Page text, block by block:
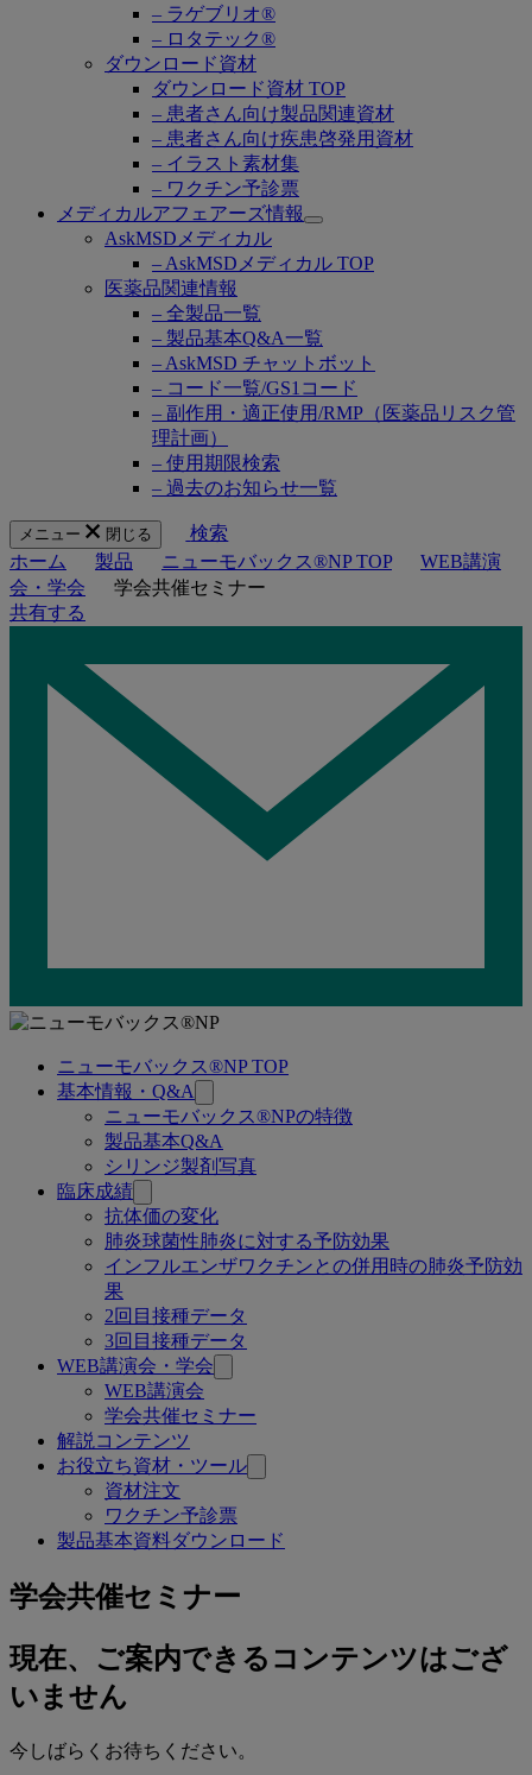
– ラゲブリオ®
– ロタテック®
ダウンロード資材
ダウンロード資材 TOP
– 患者さん向け製品関連資材
– 患者さん向け疾患啓発用資材
– イラスト素材集
– ワクチン予診票
メディカルアフェアーズ情報
Open
AskMSDメディカル
– AskMSDメディカル TOP
医薬品関連情報
– 全製品一覧
– 製品基本Q&A一覧
– AskMSD チャットボット
– コード一覧/GS1コード
– 副作用・適正使用/RMP（医薬品リスク管
理計画）
– 使用期限検索
– 過去のお知らせ一覧
メニュー 閉じる
検索
ホーム
製品 ニューモバックス®NP TOP
WEB講演
会・学会
学会共催セミナー
共有する
ニューモバックス®NP TOP
基本情報・Q&A
ニューモバックス®NPの特徴
製品基本Q&A
シリンジ製剤写真
臨床成績
抗体価の変化
肺炎球菌性肺炎に対する予防効果
インフルエンザワクチンとの併用時の肺炎予防効
果
2回目接種データ
3回目接種データ
WEB講演会・学会
WEB講演会
学会共催セミナー
解説コンテンツ
お役立ち資材・ツール
資材注文
ワクチン予診票
製品基本資料ダウンロード
学会共催セミナー
現在、ご案内できるコンテンツはござ
いません
今しばらくお待ちください。